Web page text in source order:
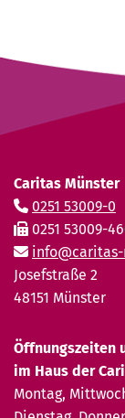
Caritas Münster
0251 53009-0
0251 53009-
Josefstraße 2
48151 Münster
Öffnungszeiten
im Haus der
Montag,